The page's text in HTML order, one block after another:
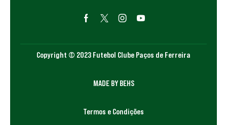
Copyright © 2023 Futebol Clube Paços de Ferreira
MADE BY BEHS
Termos e Condições